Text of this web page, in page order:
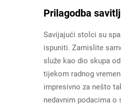
Prilagodba
Savijajući stolci su
ispuniti. Zamislite
služe kao dio skupa
tijekom radnog
impresivno za nešto
nedavnim podacima